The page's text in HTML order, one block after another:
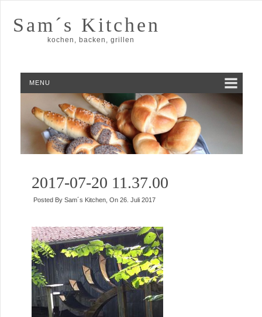
Sam´s Kitchen
kochen, backen, grillen
MENU
2017-07-20 11.37.00
Posted By Sam´s Kitchen, On 26. Juli 2017